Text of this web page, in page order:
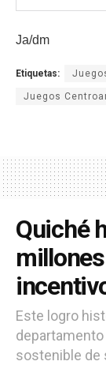
Ja/dm
Etiquetas:
Juegos
Quiché
Este logro
sostenible de